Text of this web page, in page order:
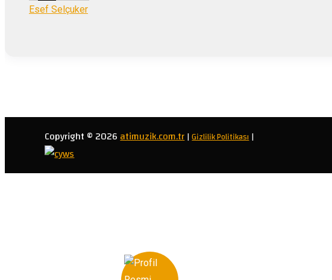
Esef Selçuker
Copyright © 2026atimuzik.com.tr|Gizlilik Politikası|